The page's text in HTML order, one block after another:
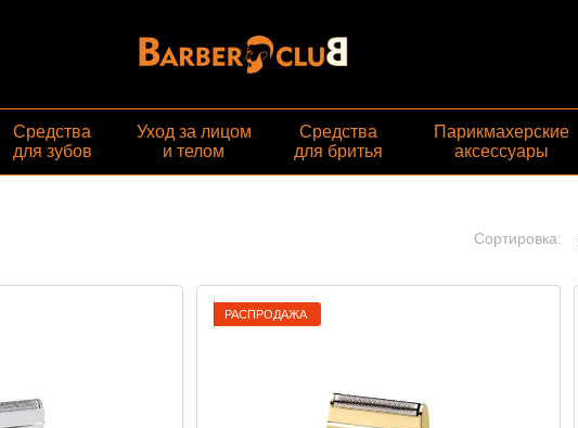
Средства
для зубов
Уход за лицом
и телом
Средства
для бритья
Парикмахерские
аксессуары
Сортировка:
РАСПРОДАЖА